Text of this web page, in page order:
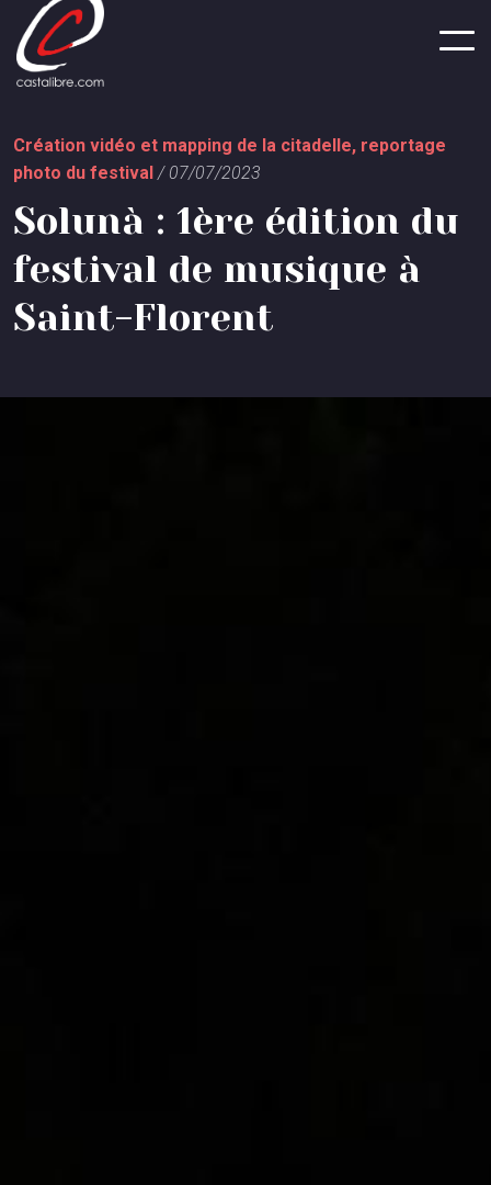
Création vidéo et mapping de la citadelle, reportage
photo du festival / 07/07/2023
Solunà : 1ère édition du
festival de musique à
Saint-Florent
Panneau de gestion des cookies